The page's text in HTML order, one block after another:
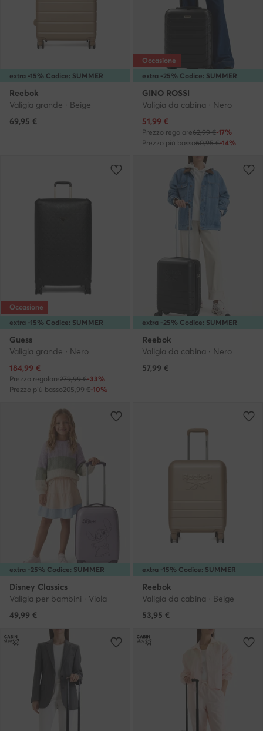
extra -15% Codice: SUMMER
Reebok
Valigia grande · Beige
69,95 €
extra -25% Codice: SUMMER
Occasione
GINO ROSSI
Valigia da cabina · Nero
Prezzo attuale
51,99 €
Prezzo regolare62,99 €-17%
Prezzo più basso60,95 €-14%
extra -15% Codice: SUMMER
Occasione
Guess
Valigia grande · Nero
Prezzo attuale
184,99 €
Prezzo regolare279,99 €-33%
Prezzo più basso205,99 €-10%
extra -25% Codice: SUMMER
Reebok
Valigia da cabina · Nero
57,99 €
extra -25% Codice: SUMMER
Disney Classics
Valigia per bambini · Viola
49,99 €
extra -15% Codice: SUMMER
Reebok
Valigia da cabina · Beige
53,95 €